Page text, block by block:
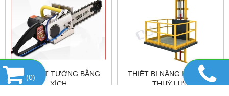
MÁY CẮT TƯỜNG BẰNG
XÍCH
THIẾT BỊ NÂNG HẠ BẰNG
THUỶ LỰC
(0)